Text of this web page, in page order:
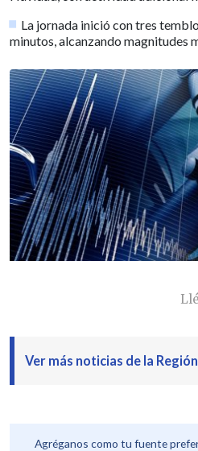
La jornada inició con tres
minutos, alcanzando magnitudes
Ver más noticias de la
Agréganos como tu fuente